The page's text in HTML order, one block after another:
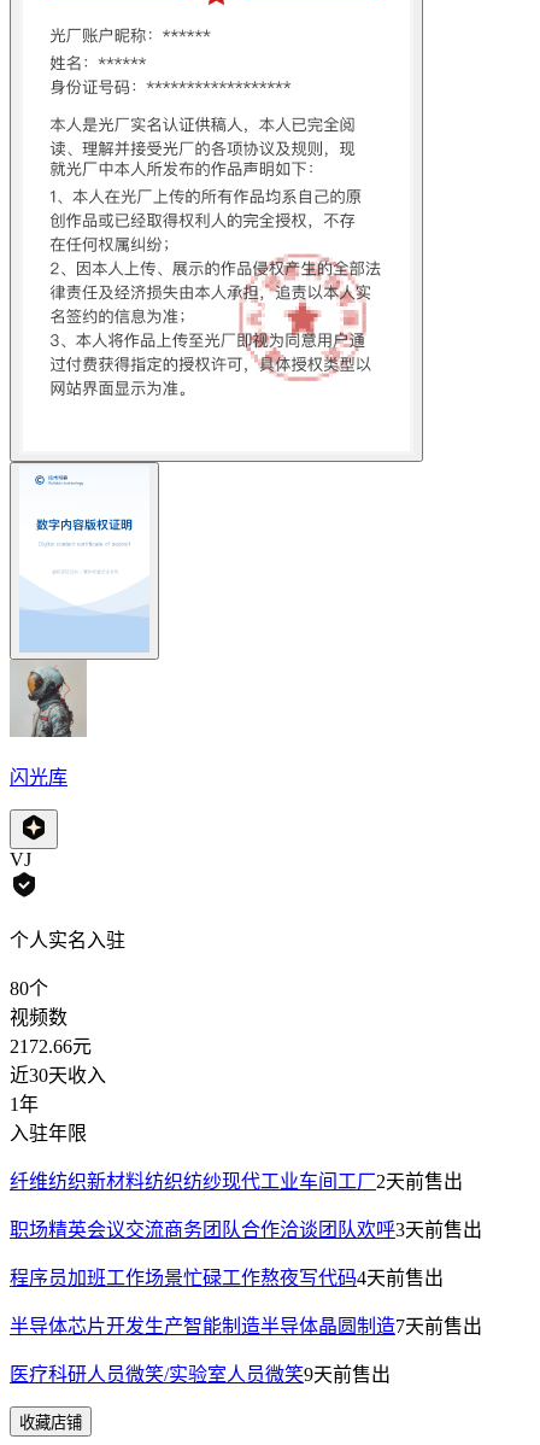
闪光库
VJ
个人实名入驻
80个
视频数
2172.66元
近30天收入
1年
入驻年限
纤维纺织新材料纺织纺纱现代工业车间工厂2天前售出
职场精英会议交流商务团队合作洽谈团队欢呼3天前售出
程序员加班工作场景忙碌工作熬夜写代码4天前售出
半导体芯片开发生产智能制造半导体晶圆制造7天前售出
医疗科研人员微笑/实验室人员微笑9天前售出
收藏店铺